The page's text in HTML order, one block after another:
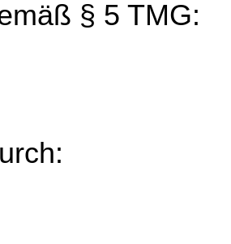
§ 5 TMG: